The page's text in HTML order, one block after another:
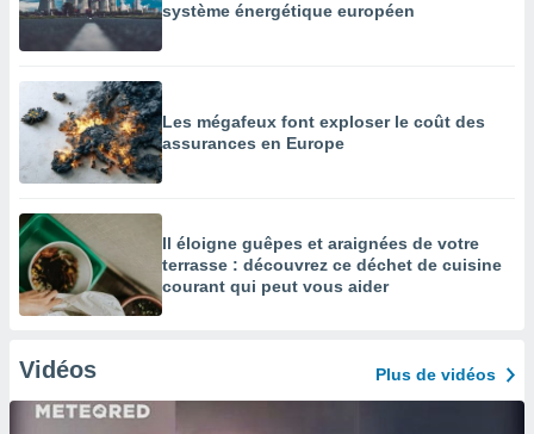
système énergétique européen
Les mégafeux font exploser le coût des
assurances en Europe
Il éloigne guêpes et araignées de votre
terrasse : découvrez ce déchet de cuisine
courant qui peut vous aider
Vidéos Plus de vidéos